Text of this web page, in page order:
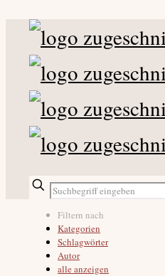
Filtern nach
Kategorien
Schlagwörter
Autor
alle anzeigen